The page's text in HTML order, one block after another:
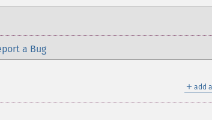
a Bug
＋ add